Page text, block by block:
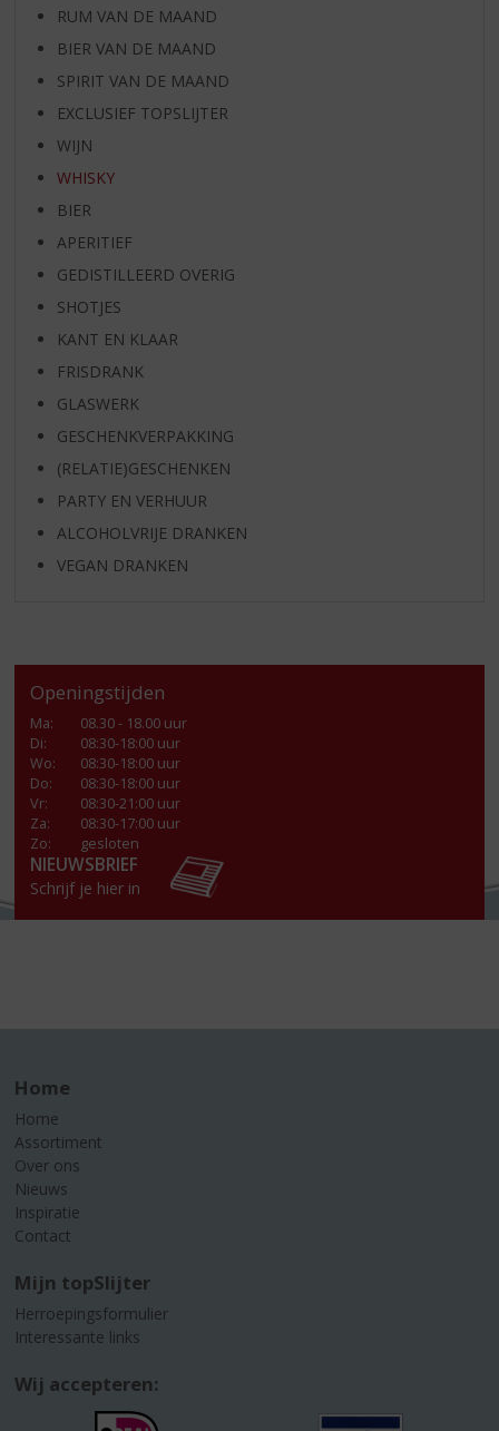
RUM VAN DE MAAND
BIER VAN DE MAAND
SPIRIT VAN DE MAAND
EXCLUSIEF TOPSLIJTER
WIJN
WHISKY
BIER
APERITIEF
GEDISTILLEERD OVERIG
SHOTJES
KANT EN KLAAR
FRISDRANK
GLASWERK
GESCHENKVERPAKKING
(RELATIE)GESCHENKEN
PARTY EN VERHUUR
ALCOHOLVRIJE DRANKEN
VEGAN DRANKEN
Openingstijden
Ma:
08.30 - 18.00 uur
Di:
08:30-18:00 uur
Wo:
08:30-18:00 uur
Do:
08:30-18:00 uur
Vr:
08:30-21:00 uur
Za:
08:30-17:00 uur
Zo:
gesloten
NIEUWSBRIEF
Schrijf je hier in
Home
Home
Assortiment
Over ons
Nieuws
Inspiratie
Contact
Mijn topSlijter
Herroepingsformulier
Interessante links
Wij accepteren: